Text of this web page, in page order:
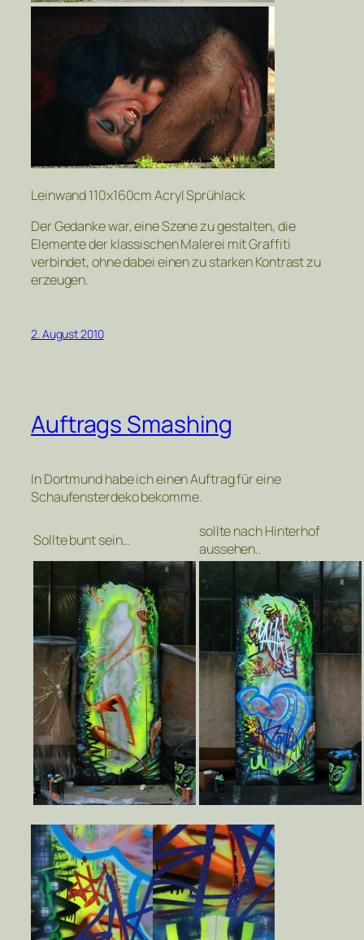
Leinwand 110x160cm Acryl Sprühlack
Der Gedanke war, eine Szene zu gestalten, die
Elemente der klassischen Malerei mit Graffiti
verbindet, ohne dabei einen zu starken Kontrast zu
erzeugen.
2. August 2010
Auftrags Smashing
In Dortmund habe ich einen Auftrag für eine
Schaufensterdeko bekomme.
Sollte bunt sein…
sollte nach Hinterhof
aussehen..